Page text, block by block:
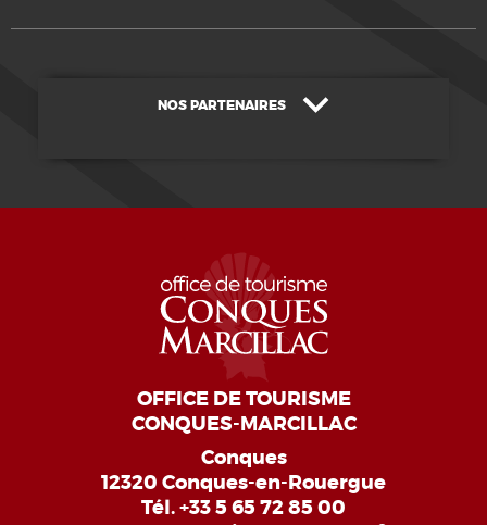
NOS PARTENAIRES
OFFICE DE TOURISME
CONQUES-MARCILLAC
Conques
12320 Conques-en-Rouergue
Tél.+33 5 65 72 85 00